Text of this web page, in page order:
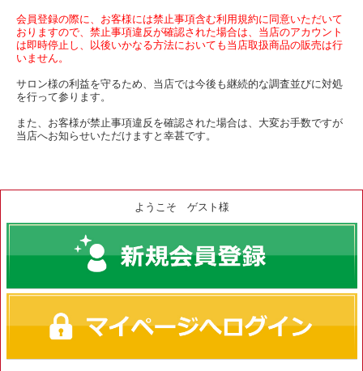
ようこそ ゲスト様
会員登録の際に、お客様には禁止事項含む利用規約に同意いただいて
おりますので、禁止事項違反が確認された場合は、当店のアカウント
は即時停止し、以後いかなる方法においても当店取扱商品の販売は行
いません。
サロン様の利益を守るため、当店では今後も継続的な調査並びに対処
を行って参ります。
また、お客様が禁止事項違反を確認された場合は、大変お手数ですが
当店へお知らせいただけますと幸甚です。